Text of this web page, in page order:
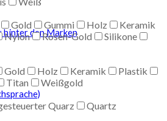
hinter den Marken
Gold Gummi Holz
Keramik
Nylon Rosen-Gold
Silikone
Gold Holz Keramik
Plastik
Titan
Weißgold
Quarz
Quartz